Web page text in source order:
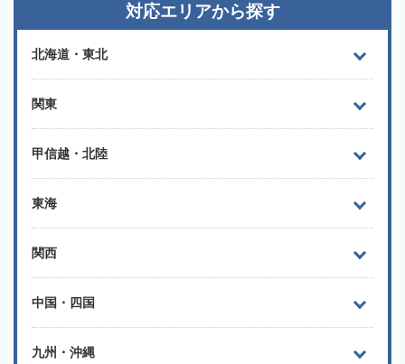
対応エリアから探す
北海道・東北
関東
甲信越・北陸
東海
関西
中国・四国
九州・沖縄